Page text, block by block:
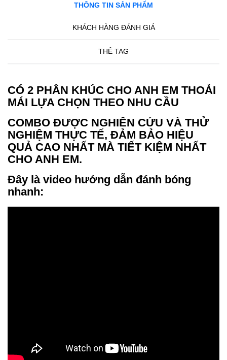
THÔNG TIN SẢN PHẨM
KHÁCH HÀNG ĐÁNH GIÁ
THẺ TAG
CÓ 2 PHÂN KHÚC CHO ANH EM THOẢI
MÁI LỰA CHỌN THEO NHU CẦU
COMBO ĐƯỢC NGHIÊN CỨU VÀ THỬ
NGHIỆM THỰC TẾ, ĐẢM BẢO HIỆU
QUẢ CAO NHẤT MÀ TIẾT KIỆM NHẤT
CHO ANH EM.
Đây là video hướng dẫn đánh bóng
nhanh: